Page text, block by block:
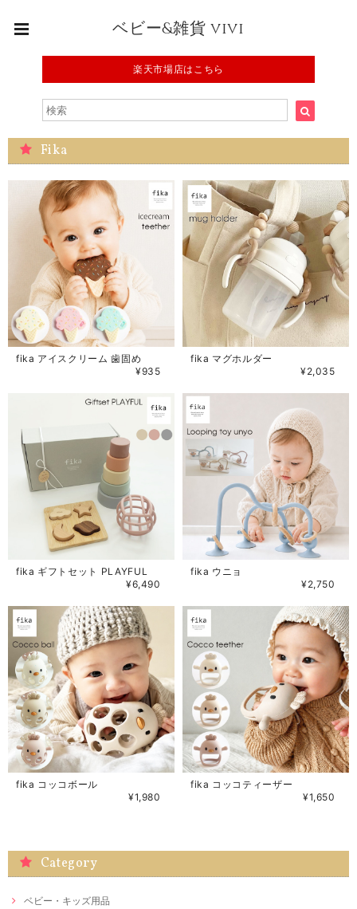
ベビー&雑貨 vivi
楽天市場店はこちら
Fika
fika アイスクリーム 歯固め
¥935
fika マグホルダー
¥2,035
fika ギフトセット PLAYFUL
¥6,490
fika ウニョ
¥2,750
fika コッコボール
¥1,980
fika コッコティーザー
¥1,650
Category
ベビー・キッズ用品